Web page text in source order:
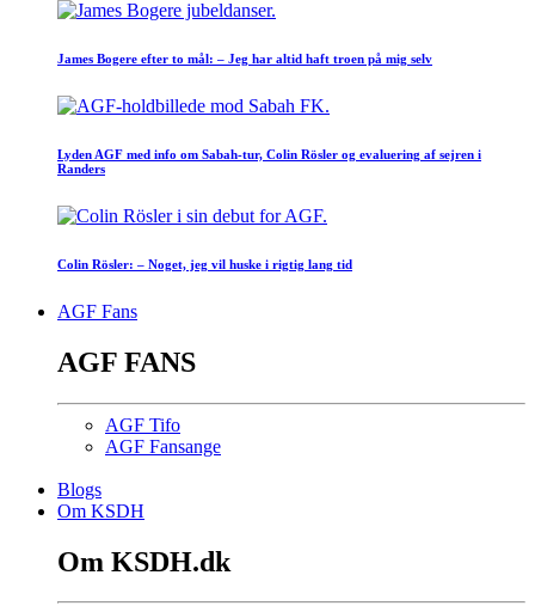
James Bogere efter to mål: – Jeg har altid haft troen på mig selv
Lyden AGF med info om Sabah-tur, Colin Rösler og evaluering af sejren i
Randers
Colin Rösler: – Noget, jeg vil huske i rigtig lang tid
AGF Fans
AGF FANS
AGF Tifo
AGF Fansange
Blogs
Om KSDH
Om KSDH.dk